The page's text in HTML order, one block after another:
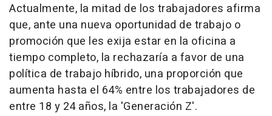
Actualmente, la mitad de los trabajadores afirma
que, ante una nueva oportunidad de trabajo o
promoción que les exija estar en la oficina a
tiempo completo, la rechazaría a favor de una
política de trabajo híbrido, una proporción que
aumenta hasta el 64% entre los trabajadores de
entre 18 y 24 años, la 'Generación Z'.